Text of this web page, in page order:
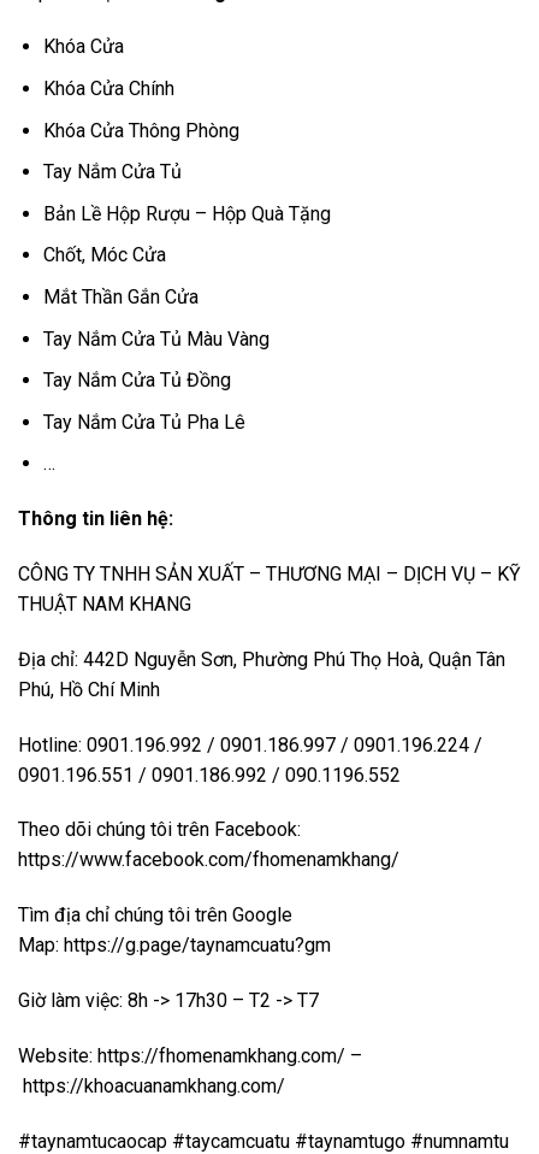
Khóa Cửa
Khóa Cửa Chính
Khóa Cửa Thông Phòng
Tay Nắm Cửa Tủ
Bản Lề Hộp Rượu – Hộp Quà Tặng
Chốt, Móc Cửa
Mắt Thần Gắn Cửa
Tay Nắm Cửa Tủ Màu Vàng
Tay Nắm Cửa Tủ Đồng
Tay Nắm Cửa Tủ Pha Lê
…
Thông tin liên hệ:
CÔNG TY TNHH SẢN XUẤT – THƯƠNG MẠI – DỊCH VỤ – KỸ
THUẬT NAM KHANG
Địa chỉ: 442D Nguyễn Sơn, Phường Phú Thọ Hoà, Quận Tân
Phú, Hồ Chí Minh
Hotline: 0901.196.992 / 0901.186.997 / 0901.196.224 /
0901.196.551 / 0901.186.992 / 090.1196.552
Theo dõi chúng tôi trên Facebook:
https://www.facebook.com/fhomenamkhang/
Tìm địa chỉ chúng tôi trên Google
Map: https://g.page/taynamcuatu?gm
Giờ làm việc: 8h -> 17h30 – T2 -> T7
Website: https://fhomenamkhang.com/ –
https://khoacuanamkhang.com/
#taynamtucaocap #taycamcuatu #taynamtugo #numnamtu